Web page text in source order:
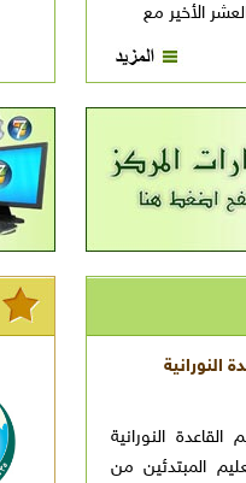
الأخير مع
النورانية
النورانية
المبتدئين من